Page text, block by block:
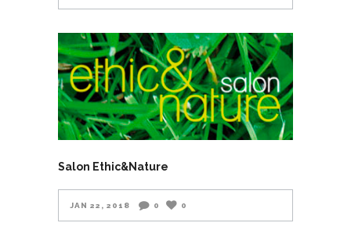
Salon Ethic&Nature
JAN 22, 2018 0 0